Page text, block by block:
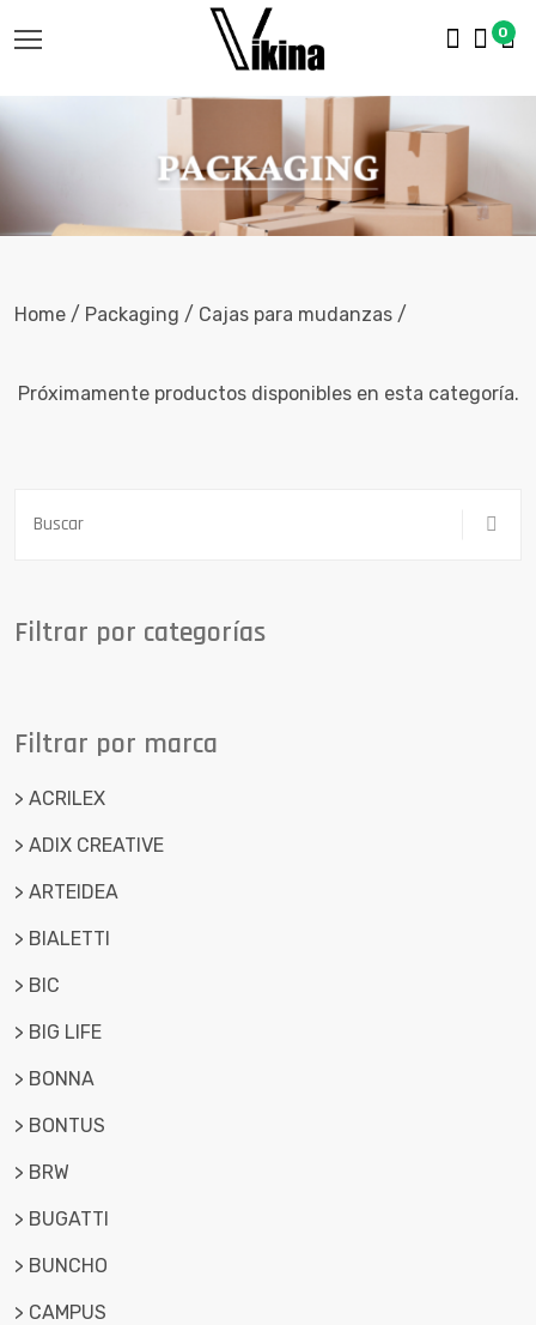
0
Home / Packaging / Cajas para mudanzas /
Próximamente productos disponibles en esta categoría.
Filtrar por categorías
Filtrar por marca
> ACRILEX
> ADIX CREATIVE
> ARTEIDEA
> BIALETTI
> BIC
> BIG LIFE
> BONNA
> BONTUS
> BRW
> BUGATTI
> BUNCHO
> CAMPUS